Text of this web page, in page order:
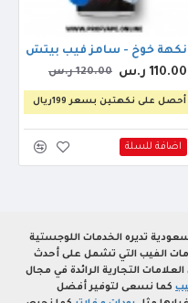
نكهة خوخ - سامز فيب بيتش باور ايس
110.00 ر.س 120.00 ر.س
أحصل على نكهتين بسعر 199ريال
اضافة للسلة
تديره الخدمات اللوجستية
الفيب التي تشمل على أحدث
التجارية الرائدة في مجال
كما نسعى لتوفير أفضل